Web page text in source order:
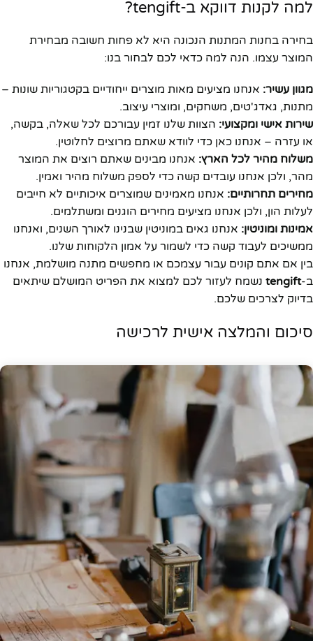
למה לקנות דווקא ב-tengift?
בחירה בחנות המתנות הנכונה היא לא פחות חשובה מבחירת
המוצר עצמו. הנה למה כדאי לכם לבחור בנו:
מגוון עשיר: אנחנו מציעים מאות מוצרים ייחודיים בקטגוריות שונות –
מתנות, גאדג'טים, משחקים, ומוצרי עיצוב.
שירות אישי ומקצועי: הצוות שלנו זמין עבורכם לכל שאלה, בקשה,
או עזרה – אנחנו כאן כדי לוודא שאתם מרוצים לחלוטין.
משלוח מהיר לכל הארץ: אנחנו מבינים שאתם רוצים את המוצר
מהר, ולכן אנחנו עובדים קשה כדי לספק משלוח מהיר ואמין.
מחירים תחרותיים: אנחנו מאמינים שמוצרים איכותיים לא חייבים
לעלות הון, ולכן אנחנו מציעים מחירים הוגנים ומשתלמים.
אמינות ומוניטין: אנחנו גאים במוניטין שבנינו לאורך השנים, ואנחנו
ממשיכים לעבוד קשה כדי לשמור על אמון הלקוחות שלנו.
בין אם אתם קונים עבור עצמכם או מחפשים מתנה מושלמת, אנחנו
ב-tengift נשמח לעזור לכם למצוא את הפריט המושלם שיתאים
בדיוק לצרכים שלכם.
סיכום והמלצה אישית לרכישה